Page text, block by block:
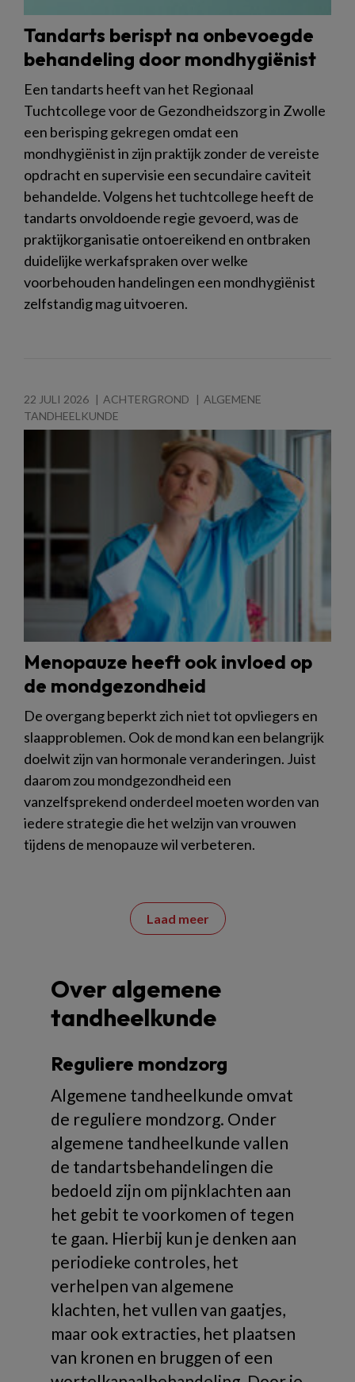
Tandarts berispt na onbevoegde
behandeling door mondhygiënist
Een tandarts heeft van het Regionaal
Tuchtcollege voor de Gezondheidszorg in Zwolle
een berisping gekregen omdat een
mondhygiënist in zijn praktijk zonder de vereiste
opdracht en supervisie een secundaire caviteit
behandelde. Volgens het tuchtcollege heeft de
tandarts onvoldoende regie gevoerd, was de
praktijkorganisatie ontoereikend en ontbraken
duidelijke werkafspraken over welke
voorbehouden handelingen een mondhygiënist
zelfstandig mag uitvoeren.
22 JULI 2026 ACHTERGROND
ALGEMENE
TANDHEELKUNDE
Menopauze heeft ook invloed op
de mondgezondheid
De overgang beperkt zich niet tot opvliegers en
slaapproblemen. Ook de mond kan een belangrijk
doelwit zijn van hormonale veranderingen. Juist
daarom zou mondgezondheid een
vanzelfsprekend onderdeel moeten worden van
iedere strategie die het welzijn van vrouwen
tijdens de menopauze wil verbeteren.
Laad meer
Over algemene
tandheelkunde
Reguliere mondzorg
Algemene tandheelkunde omvat
de reguliere mondzorg. Onder
algemene tandheelkunde vallen
de tandartsbehandelingen die
bedoeld zijn om pijnklachten aan
het gebit te voorkomen of tegen
te gaan. Hierbij kun je denken aan
periodieke controles, het
verhelpen van algemene
klachten, het vullen van gaatjes,
maar ook extracties, het plaatsen
van kronen en bruggen of een